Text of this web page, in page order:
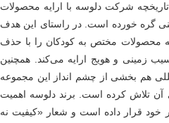
شرکت دلوسه با ارایه محصولات
گره خورده است. در راستای این هدف
محصولات مختص به کودکان را با حذف
زمینی و هویج ارایه می‌کند. همچنین
هم بخشی از چشم انداز این مجموعه
آن تلاش کرده است. برند دلوسه اهمیت
قرار داده است و شعار «کیفیت نه